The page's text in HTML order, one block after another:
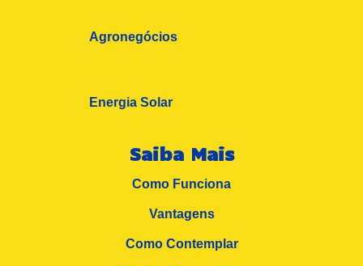
Agronegócios
Energia Solar
Saiba Mais
Como Funciona
Vantagens
Como Contemplar